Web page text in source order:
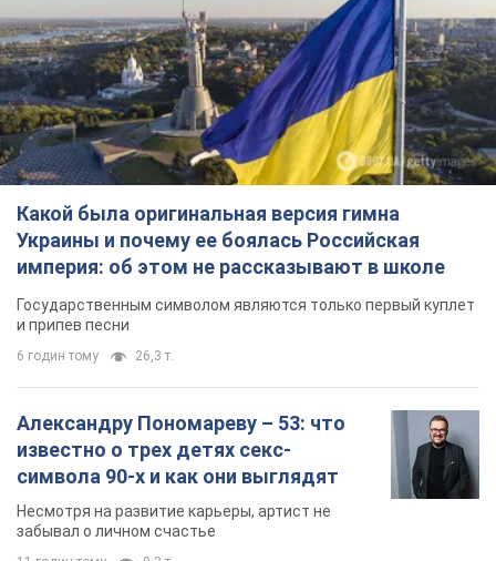
Государственным символом являются только первый куплет
и припев песни
6 годин тому 26,3 т.
Александру Пономареву – 53: что
известно о трех детях секс-
символа 90-х и как они выглядят
Несмотря на развитие карьеры, артист не
забывал о личном счастье
11 годин тому 9,3 т.
В ПриватБанке рассказали,
действительны ли доллары 1996
года: принимают ли обменники и
банки такие купюры
Что делать, если банки и обменники не
принимают старые доллары
9.08.2026 02:20 83,2 т.